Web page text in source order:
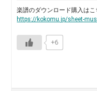
楽譜のダウンロード購入はこ
https://kokomu.jp/sheet-
+6